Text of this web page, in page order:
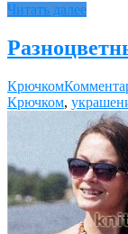
Читать далее
Крючком
Крючком,